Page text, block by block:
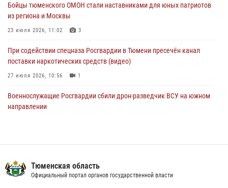
Стальной характер продемонстрировали росгвардейцы в ходе
масштабных спортивных событий на Урале
05 августа 2026, 05:22
Бойцы тюменского ОМОН стали наставниками для юных патриотов
из региона и Москвы
23 июля 2026, 11:02 3
При содействии спецназа Росгвардии в Тюмени пресечён канал
поставки наркотических средств (видео)
27 июля 2026, 10:56 1
Военнослужащие Росгвардии сбили дрон-разведчик ВСУ на южном
направлении
03 августа 2026, 07:23 1
Тюменская область
Официальный портал органов государственной власти